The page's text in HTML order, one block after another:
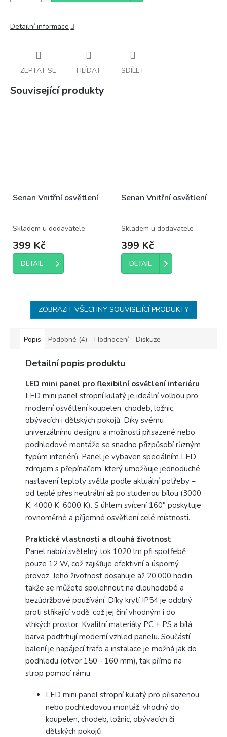
Detailní informace
ZEPTAT SE HLÍDAT SDÍLET
Související produkty
Senan Vnitřní osvětlení
Skladem u dodavatele
399 Kč
DETAIL
Senan Vnitřní osvětlení
Skladem u dodavatele
399 Kč
DETAIL
ZOBRAZIT VŠECHNY SOUVISEJÍCÍ PRODUKTY
Popis Podobné (4) Hodnocení Diskuze
Detailní popis produktu
LED mini panel pro flexibilní osvětlení interiéru
LED mini panel stropní kulatý je ideální volbou pro
moderní osvětlení koupelen, chodeb, ložnic,
obývacích i dětských pokojů. Díky svému
univerzálnímu designu a možnosti přisazené nebo
podhledové montáže se snadno přizpůsobí různým
typům interiérů. Panel je vybaven speciálním LED
zdrojem s přepínačem, který umožňuje jednoduché
nastavení teploty světla podle aktuální potřeby –
od teplé přes neutrální až po studenou bílou (3000
K, 4000 K, 6000 K). S úhlem svícení 160° poskytuje
rovnoměrné a příjemné osvětlení celé místnosti.
Praktické vlastnosti a dlouhá životnost
Panel nabízí světelný tok 1020 lm při spotřebě
pouze 12 W, což zajišťuje efektivní a úsporný
provoz. Jeho životnost dosahuje až 20.000 hodin,
takže se můžete spolehnout na dlouhodobé a
bezúdržbové používání. Díky krytí IP54 je odolný
proti stříkající vodě, což jej činí vhodným i do
vlhkých prostor. Kvalitní materiály PC + PS a bílá
barva podtrhují moderní vzhled panelu. Součástí
balení je napájecí trafo a instalace je možná jak do
podhledu (otvor 150 - 160 mm), tak přímo na
strop pomocí rámu.
LED mini panel stropní kulatý pro přisazenou
nebo podhledovou montáž, vhodný do
koupelen, chodeb, ložnic, obývacích či
dětských pokojů